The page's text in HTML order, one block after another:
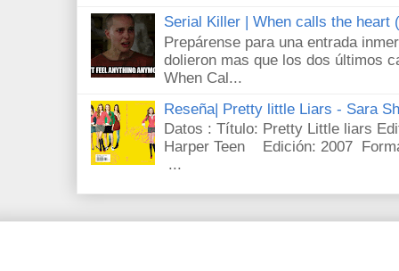
Serial Killer | When calls the heart
Prepárense para una entrada
dolieron mas que los dos últimos
When Cal...
Reseña| Pretty little Liars - Sara
Datos : Título: Pretty Little liars
Harper Teen Edición: 2007
...